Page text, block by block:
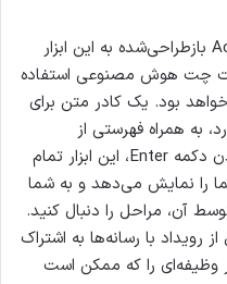
کاربران می‌توانند از طریق پنل Actions بازطراحی‌شده به این ابزار
چت هوش مصنوعی استفاده
خواهد بود. یک کادر متن برای
به همراه فهرستی از
دستورات پیشنهادی در بالا. پس از زدن دکمه Enter، این ابزار تمام
را نمایش می‌دهد و به شما
آن، مراحل را دنبال کنید.
رویداد با رسانه‌ها به اشتراک
وظیفه‌ای را که ممکن است